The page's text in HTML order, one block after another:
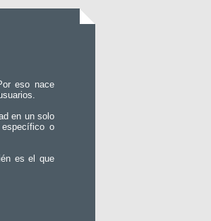
eso nace
en un solo
o
es el que